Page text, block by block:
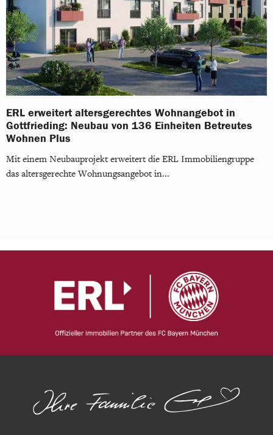
ERL erweitert altersgerechtes Wohnangebot in
Gottfrieding: Neubau von 136 Einheiten Betreutes
Wohnen Plus
Mit einem Neubauprojekt erweitert die ERL Immobiliengruppe
das altersgerechte Wohnungsangebot in...